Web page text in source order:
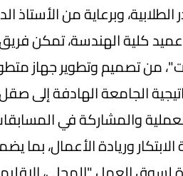
وبرعاية من
كلية الهندسة، تمكن
من تصميم وتطوير جهاز
الجامعة الهادفة إلى
والمشاركة في
الابتكار وريادة الأعمال، بما